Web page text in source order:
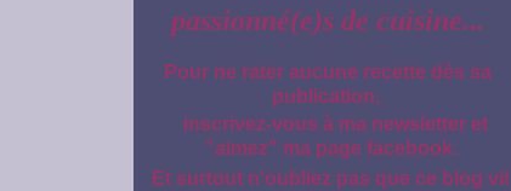
passionné(e)s de cuisine...
Pour ne rater aucune recette dès sa
publication,
inscrivez-vous à ma newsletter et
"aimez" ma page facebook.
Et surtout n'oubliez pas que ce blog vit